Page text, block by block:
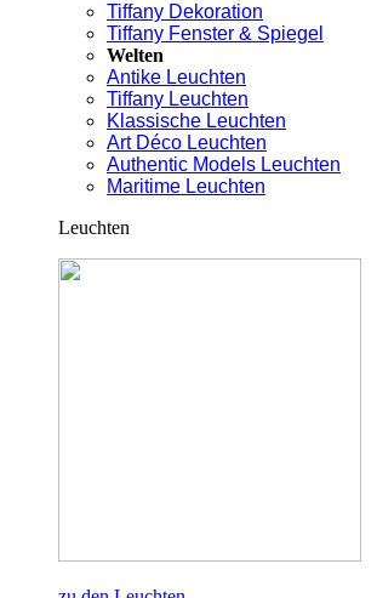
Tiffany Dekoration
Tiffany Fenster & Spiegel
Welten
Antike Leuchten
Tiffany Leuchten
Klassische Leuchten
Art Déco Leuchten
Authentic Models Leuchten
Maritime Leuchten
Leuchten